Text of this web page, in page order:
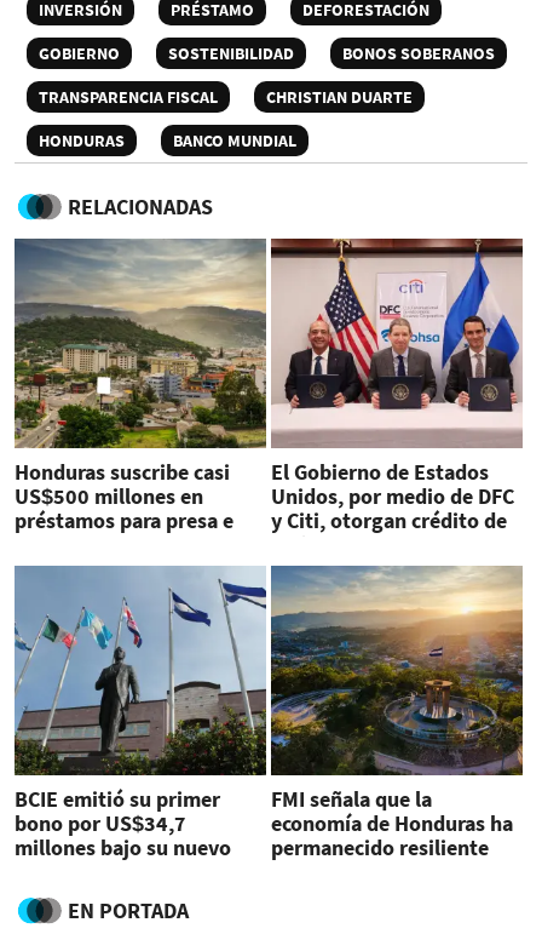
INVERSIÓN PRÉSTAMO
DEFORESTACIÓN
GOBIERNO
SOSTENIBILIDAD
BONOS SOBERANOS
TRANSPARENCIA FISCAL
CHRISTIAN DUARTE
HONDURAS
BANCO MUNDIAL
RELACIONADAS
Honduras suscribe casi
US$500 millones en
préstamos para presa e
El Gobierno de Estados
Unidos, por medio de DFC
y Citi, otorgan crédito de
Ficohsa Honduras
BCIE emitió su primer
bono por US$34,7
millones bajo su nuevo
Sostenibles
FMI señala que la
economía de Honduras ha
permanecido resiliente
EN PORTADA